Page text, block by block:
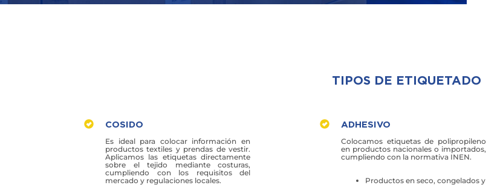
TIPOS DE ETIQUETADO
COSIDO
Es ideal para colocar información en
productos textiles y prendas de vestir.
Aplicamos las etiquetas directamente
sobre el tejido mediante costuras,
cumpliendo con los requisitos del
mercado y regulaciones locales.
ADHESIVO
Colocamos etiquetas de polipropileno
en productos nacionales o importados,
cumpliendo con la normativa INEN.
Productos en seco, congelados y